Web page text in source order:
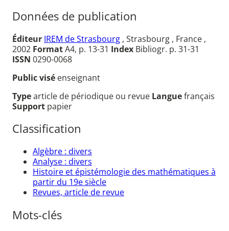
Données de publication
Éditeur IREM de Strasbourg , Strasbourg , France ,
2002 FormatA4, p. 13-31 Index Bibliogr. p. 31-31
ISSN 0290-0068
Public visé enseignant
Typearticle de périodique ou revue Languefrançais
Support papier
Classification
Algèbre : divers
Analyse : divers
Histoire et épistémologie des mathématiques à
partir du 19e siècle
Revues, article de revue
Mots-clés